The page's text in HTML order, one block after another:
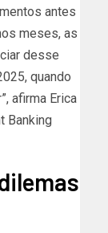
antes
meses, as
desse
quando
afirma Erica
Banking